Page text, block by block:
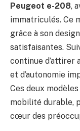
Peugeot e-208,
immatriculés. Ce
grâce à son
satisfaisantes.
continue d’attirer
et d’autonomie
Ces deux
mobilité durable,
cœur des